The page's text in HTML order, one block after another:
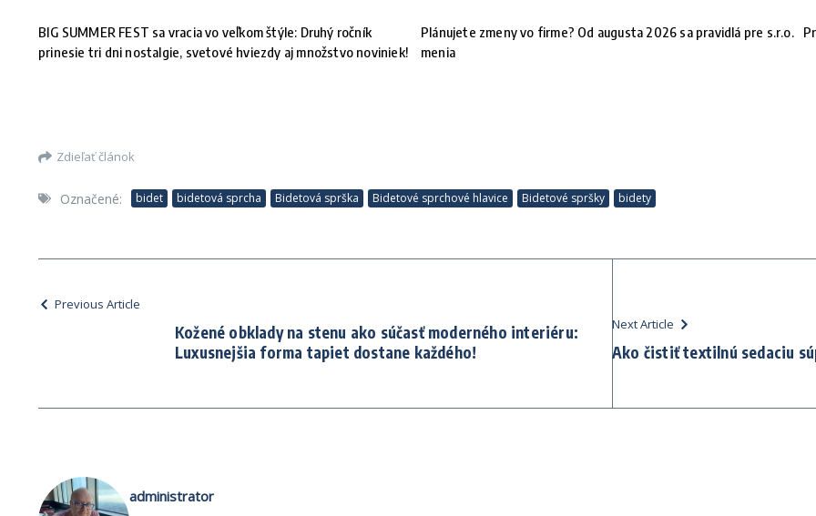
BIG SUMMER FEST sa vracia vo veľkom štýle: Druhý ročník
prinesie tri dni nostalgie, svetové hviezdy aj množstvo noviniek!
Plánujete zmeny vo firme? Od augusta 2026 sa pravidlá pre s.r.o.
menia
Zdieľať článok
Označené: bidet bidetová sprcha Bidetová sprška Bidetové sprchové hlavice Bidetové spršky bidety
Previous Article
Kožené obklady na stenu ako súčasť moderného interiéru:
Luxusnejšia forma tapiet dostane každého!
Next Article
Ako čistiť textilnú sedaciu
administrator